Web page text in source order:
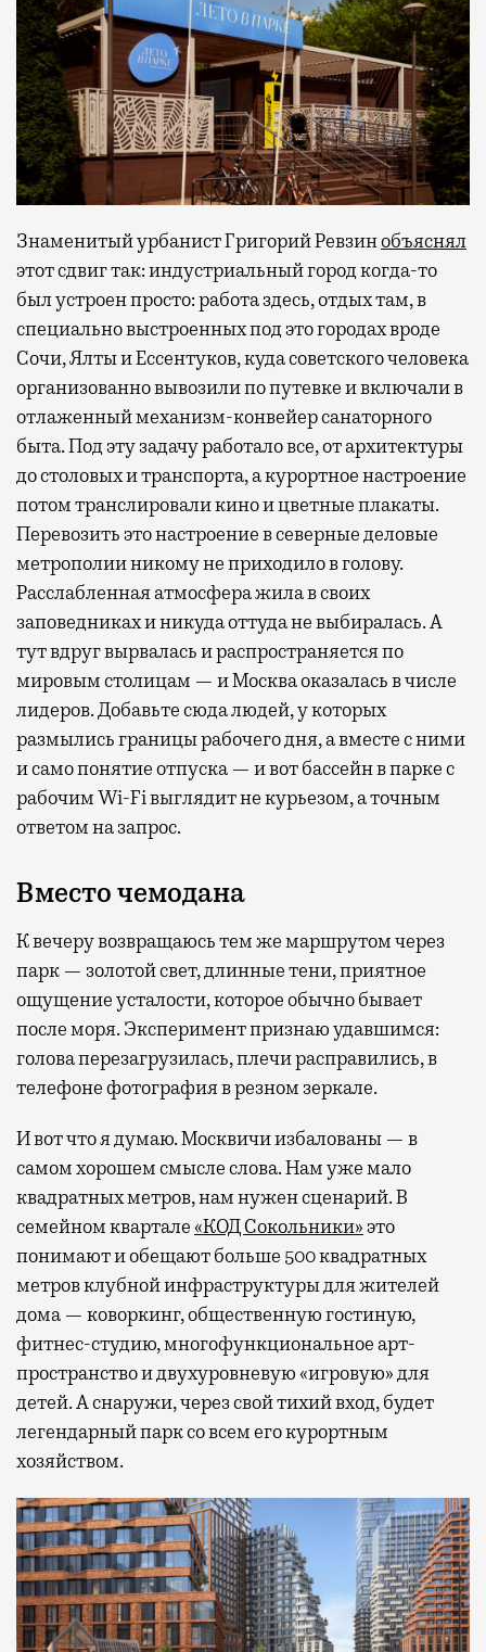
Знаменитый урбанист Григорий Ревзинобъяснял
этот сдвиг так: индустриальный город когда-то
был устроен просто: работа здесь, отдых там, в
специально выстроенных под это городах вроде
Сочи, Ялты и Ессентуков, куда советского человека
организованно вывозили по путевке и включали в
отлаженный механизм-конвейер санаторного
быта. Под эту задачу работало все, от архитектуры
до столовых и транспорта, а курортное настроение
потом транслировали кино и цветные плакаты.
Перевозить это настроение в северные деловые
метрополии никому не приходило в голову.
Расслабленная атмосфера жила в своих
заповедниках и никуда оттуда не выбиралась. А
тут вдруг вырвалась и распространяется по
мировым столицам — и Москва оказалась в числе
лидеров. Добавьте сюда людей, у которых
размылись границы рабочего дня, а вместе с ними
и само понятие отпуска — и вот бассейн в парке с
рабочим Wi-Fi выглядит не курьезом, а точным
ответом на запрос.
Вместо чемодана
К вечеру возвращаюсь тем же маршрутом через
парк — золотой свет, длинные тени, приятное
ощущение усталости, которое обычно бывает
после моря. Эксперимент признаю удавшимся:
голова перезагрузилась, плечи расправились, в
телефоне фотография в резном зеркале.
И вот что я думаю. Москвичи избалованы — в
самом хорошем смысле слова. Нам уже мало
квадратных метров, нам нужен сценарий. В
семейном квартале«КОД Сокольники»это
понимают и обещают больше 500 квадратных
метров клубной инфраструктуры для жителей
дома — коворкинг, общественную гостиную,
фитнес-студию, многофункциональное арт-
пространство и двухуровневую «игровую» для
детей. А снаружи, через свой тихий вход, будет
легендарный парк со всем его курортным
хозяйством.